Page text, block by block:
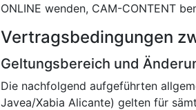
ONLINE wenden, CAM-CONTENT
Vertragsbedingungen
Geltungsbereich und
Die nachfolgend aufgeführten
Javea/Xabia Alicante) gelten für